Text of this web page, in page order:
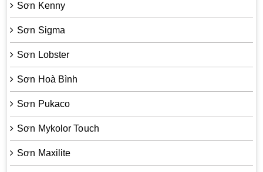
Sơn Kenny
Sơn Sigma
Sơn Lobster
Sơn Hoà Bình
Sơn Pukaco
Sơn Mykolor Touch
Sơn Maxilite